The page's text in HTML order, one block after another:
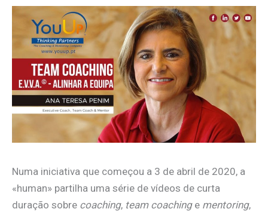
Numa iniciativa que começou a 3 de abril de 2020, a
«human» partilha uma série de vídeos de curta
duração sobre coaching, team coachinge mentoring,